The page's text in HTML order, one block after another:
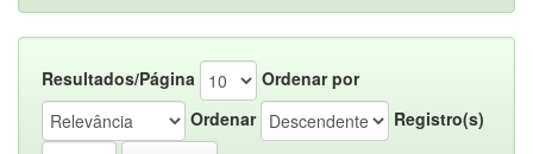
Resultados/Página
Ordenar por
Ordenar
Registro(s)